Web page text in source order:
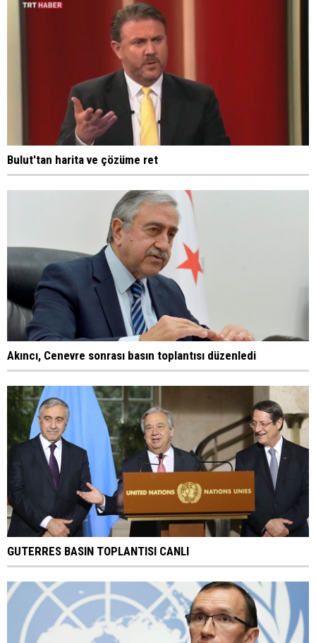
Bulut'tan harita ve çözüme ret
Akıncı, Cenevre sonrası basın toplantısı düzenledi
GUTERRES BASIN TOPLANTISI CANLI